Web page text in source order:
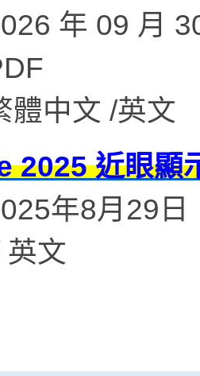
年 09 月
體中文 /英文
2025 近眼顯
年8月29日
英文